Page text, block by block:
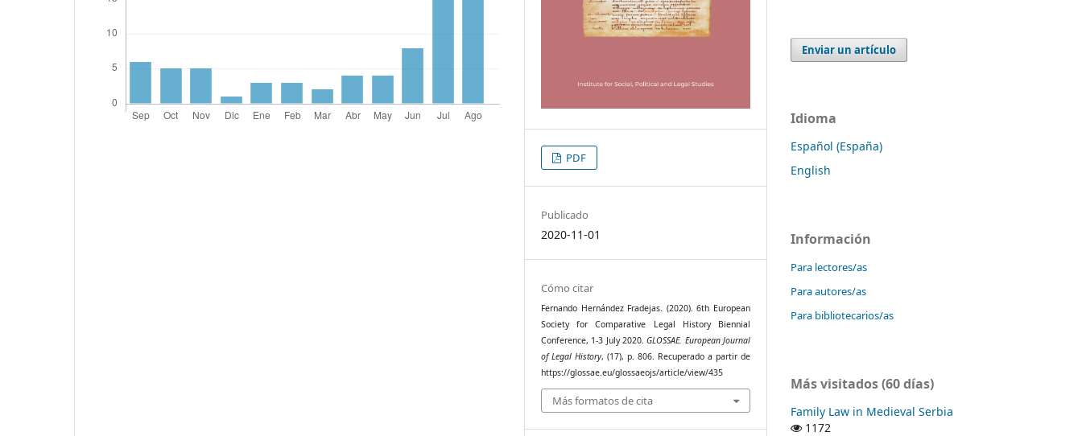
PDF
Publicado
2020-11-01
Cómo citar
Fernando Hernández Fradejas. (2020). 6th European
Society for Comparative Legal History Biennial
Conference, 1-3 July 2020.GLOSSAE. European Journal
of Legal History, (17), p. 806. Recuperado a partir de
https://glossae.eu/glossaeojs/article/view/435
Más formatos de cita
Enviar un artículo
Idioma
Español (España)
English
Información
Para lectores/as
Para autores/as
Para bibliotecarios/as
Más visitados (60 días)
Family Law in Medieval Serbia
1172